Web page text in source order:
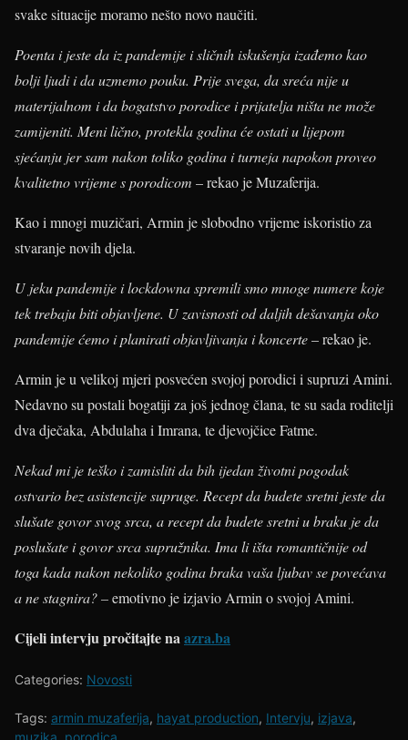
svake situacije moramo nešto novo naučiti.
Poenta i jeste da iz pandemije i sličnih iskušenja izađemo kao
bolji ljudi i da uzmemo pouku. Prije svega, da sreća nije u
materijalnom i da bogatstvo porodice i prijatelja ništa ne može
zamijeniti. Meni lično, protekla godina će ostati u lijepom
sjećanju jer sam nakon toliko godina i turneja napokon proveo
kvalitetno vrijeme s porodicom – rekao je Muzaferija.
Kao i mnogi muzičari, Armin je slobodno vrijeme iskoristio za
stvaranje novih djela.
U jeku pandemije i lockdowna spremili smo mnoge numere koje
tek trebaju biti objavljene. U zavisnosti od daljih dešavanja oko
pandemije ćemo i planirati objavljivanja i koncerte– rekao je.
Armin je u velikoj mjeri posvećen svojoj porodici i supruzi Amini.
Nedavno su postali bogatiji za još jednog člana, te su sada roditelji
dva dječaka, Abdulaha i Imrana, te djevojčice Fatme.
Nekad mi je teško i zamisliti da bih ijedan životni pogodak
ostvario bez asistencije supruge. Recept da budete sretni jeste da
slušate govor svog srca, a recept da budete sretni u braku je da
poslušate i govor srca supružnika. Ima li išta romantičnije od
toga kada nakon nekoliko godina braka vaša ljubav se povećava
a ne stagnira? –emotivno je izjavio Armin o svojoj Amini.
Cijeli intervju pročitajte naazra.ba
Categories: Novosti
Tags: armin muzaferija, hayat production, Intervju, izjava,
muzika porodica